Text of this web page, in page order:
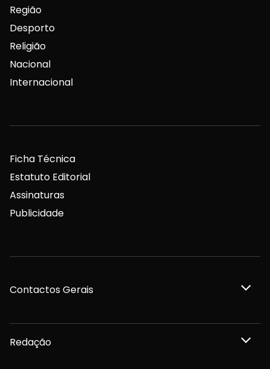
Região
Desporto
Religião
Nacional
Internacional
Ficha Técnica
Estatuto Editorial
Assinaturas
Publicidade
Contactos Gerais
Redação